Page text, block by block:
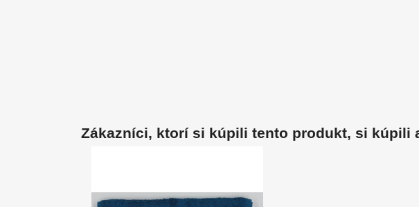
Zákazníci, ktorí si kúpili tento produkt, si kúpili